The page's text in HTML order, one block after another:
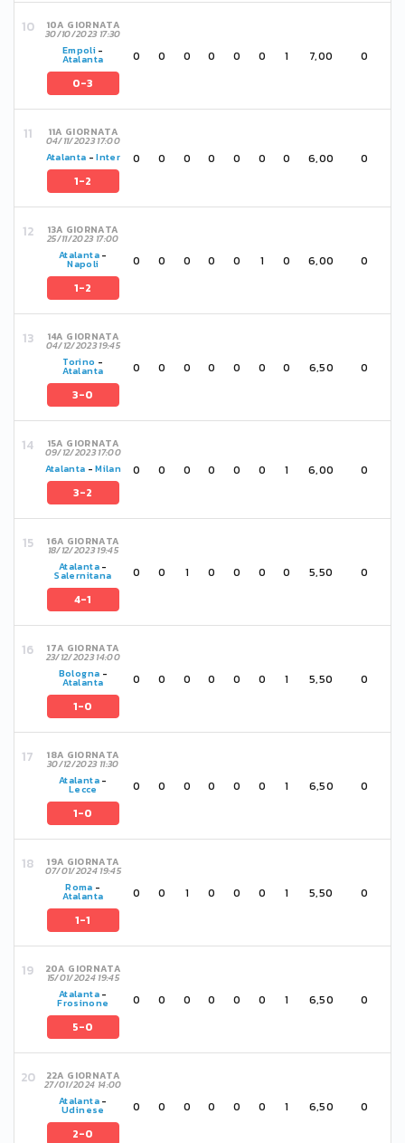
10A GIORNATA
30/10/2023 17:30
Empoli -
Atalanta
0-3
0 0 0 0 0 0 1 7,00 0
11A GIORNATA
04/11/2023 17:00
Atalanta -Inter
1-2
0 0 0 0 0 0 0 6,00 0
13A GIORNATA
25/11/2023 17:00
Atalanta-
Napoli
1-2
0 0 0 0 0 1 0 6,00 0
14A GIORNATA
04/12/2023 19:45
Torino -
Atalanta
3-0
0 0 0 0 0 0 0 6,50 0
15A GIORNATA
09/12/2023 17:00
Atalanta -Milan
3-2
0 0 0 0 0 0 1 6,00 0
16A GIORNATA
18/12/2023 19:45
Atalanta-
Salernitana
4-1
0 0 1 0 0 0 0 5,50 0
17A GIORNATA
23/12/2023 14:00
Bologna -
Atalanta
1-0
0 0 0 0 0 0 1 5,50 0
18A GIORNATA
30/12/2023 11:30
Atalanta-
Lecce
1-0
0 0 0 0 0 0 1 6,50 0
19A GIORNATA
07/01/2024 19:45
Roma -
Atalanta
1-1
0 0 1 0 0 0 1 5,50 0
20A GIORNATA
15/01/2024 19:45
Atalanta-
Frosinone
5-0
0 0 0 0 0 0 1 6,50 0
22A GIORNATA
27/01/2024 14:00
Atalanta-
Udinese
2-0
0 0 0 0 0 0 1 6,50 0